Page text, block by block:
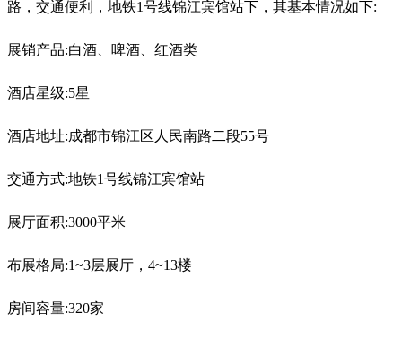
路，交通便利，地铁1号线锦江宾馆站下，其基本情况如下:
展销产品:白酒、啤酒、红酒类
酒店星级:5星
酒店地址:成都市锦江区人民南路二段55号
交通方式:地铁1号线锦江宾馆站
展厅面积:3000平米
布展格局:1~3层展厅，4~13楼
房间容量:320家